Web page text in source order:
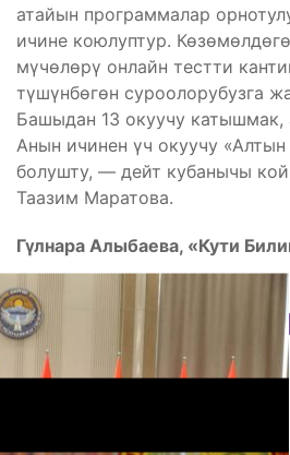
атайын программалар
ичине коюлуптур.
мүчөлөрү онлайн тестти
түшүнбөгөн суроолорубузга
Башыдан 13 окуучу
Анын ичинен үч окуучу
болушту, — дейт кубанычы
Таазим Маратова.
Гүлнара Алыбаева, «Кути
Комментарийлер